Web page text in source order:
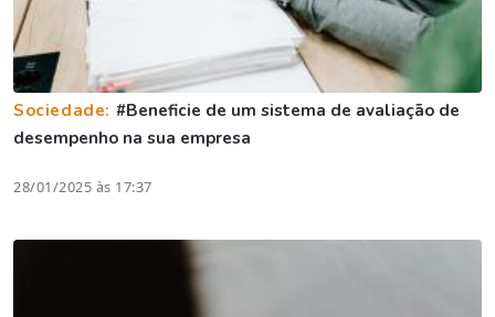
Sociedade: #Beneficie de um sistema de avaliação de
desempenho na sua empresa
28/01/2025 às 17:37